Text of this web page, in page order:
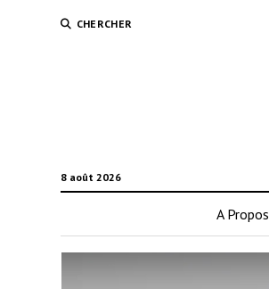
CHERCHER
8 août 2026
A Propos